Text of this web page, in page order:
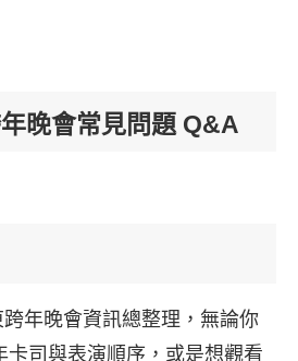
晚會常見問題 Q&A
年晚會資訊總整理，無論你
卡司與表演順序，或是想觀看